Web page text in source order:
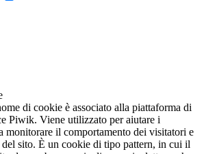
di cookie è associato alla piattaforma di
Piwik. Viene utilizzato per aiutare i
monitorare il comportamento dei visitatori e
del sito. È un cookie di tipo pattern, in cui il